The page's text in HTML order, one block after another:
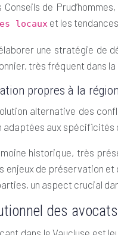
de
locaux et les
une stratégie de
très fréquent dans
propres à la région
alternative des
aux spécificités
historique, très
enjeux de préservation
un aspect crucial
des
dans le Vaucluse est